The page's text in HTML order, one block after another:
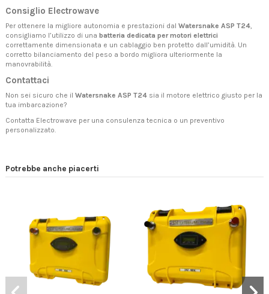
Consiglio Electrowave
Per ottenere la migliore autonomia e prestazioni dal Watersnake ASP T24,
consigliamo l’utilizzo di una batteria dedicata per motori elettrici
correttamente dimensionata e un cablaggio ben protetto dall’umidità. Un
corretto bilanciamento del peso a bordo migliora ulteriormente la
manovrabilità.
Contattaci
Non sei sicuro che il Watersnake ASP T24 sia il motore elettrico giusto per la
tua imbarcazione?
Contatta Electrowave per una consulenza tecnica o un preventivo
personalizzato.
Potrebbe anche piacerti